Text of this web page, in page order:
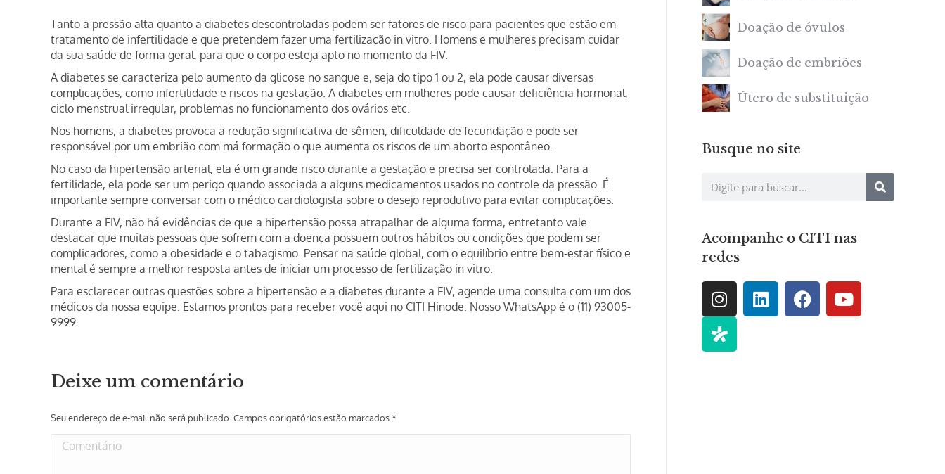
Tanto a pressão alta quanto a diabetes descontroladas podem ser fatores de risco para pacientes que estão em
tratamento de infertilidade e que pretendem fazer uma fertilização in vitro. Homens e mulheres precisam cuidar
da sua saúde de forma geral, para que o corpo esteja apto no momento da FIV.
A diabetes se caracteriza pelo aumento da glicose no sangue e, seja do tipo 1 ou 2, ela pode causar diversas
complicações, como infertilidade e riscos na gestação. A diabetes em mulheres pode causar deficiência hormonal,
ciclo menstrual irregular, problemas no funcionamento dos ovários etc.
Nos homens, a diabetes provoca a redução significativa de sêmen, dificuldade de fecundação e pode ser
responsável por um embrião com má formação o que aumenta os riscos de um aborto espontâneo.
No caso da hipertensão arterial, ela é um grande risco durante a gestação e precisa ser controlada. Para a
fertilidade, ela pode ser um perigo quando associada a alguns medicamentos usados no controle da pressão. É
importante sempre conversar com o médico cardiologista sobre o desejo reprodutivo para evitar complicações.
Durante a FIV, não há evidências de que a hipertensão possa atrapalhar de alguma forma, entretanto vale
destacar que muitas pessoas que sofrem com a doença possuem outros hábitos ou condições que podem ser
complicadores, como a obesidade e o tabagismo. Pensar na saúde global, com o equilíbrio entre bem-estar físico e
mental é sempre a melhor resposta antes de iniciar um processo de fertilização in vitro.
Para esclarecer outras questões sobre a hipertensão e a diabetes durante a FIV, agende uma consulta com um dos
médicos da nossa equipe. Estamos prontos para receber você aqui no CITI Hinode. Nosso WhatsApp é o (11) 93005-
9999.
Deixe um comentário
Seu endereço de e-mail não será publicado. Campos obrigatórios estão marcados*
Comentário
Doação de óvulos
Doação de embriões
Útero de substituição
Busque no site
Acompanhe o CITI nas
redes